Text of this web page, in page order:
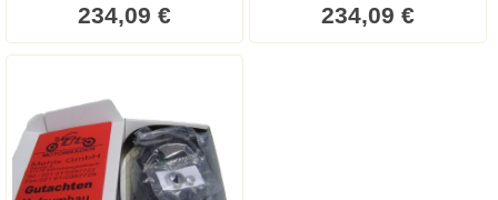
234,09 € 234,09 €